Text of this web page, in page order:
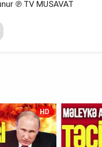
℗ TV MUSAVAT
HD